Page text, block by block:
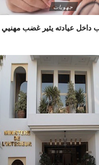
جهويات
داخل عيادته يثير غضب